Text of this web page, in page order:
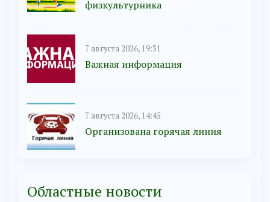
физкультурника
7 августа 2026, 19:31
Важная информация
7 августа 2026, 14:45
Организована горячая линия
Областные новости